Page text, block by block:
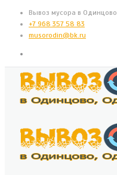
Вывоз мусора в Одинцово
+7 968 357 58 83
musorodin@bk.ru